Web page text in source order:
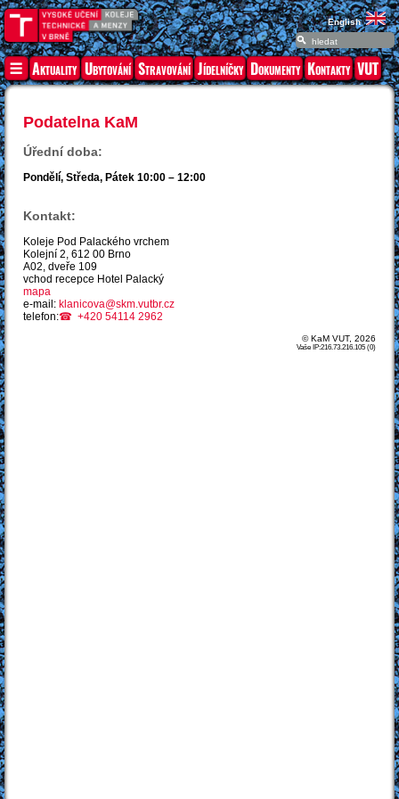
English
Aktuality Ubytování Stravování Jídelníčky Dokumenty Kontakty VUT
Podatelna KaM
Úřední doba:
Pondělí, Středa, Pátek 10:00 – 12:00
Kontakt:
Koleje Pod Palackého vrchem
Kolejní 2, 612 00 Brno
A02, dveře 109
vchod recepce Hotel Palacký
mapa
e-mail: klanicova@skm.vutbr.cz
telefon:
+420 54114 2962
© KaM VUT, 2026
Vaše IP:216.73.216.105 (0)